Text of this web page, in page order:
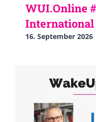
WUI.Online
16. September 2026